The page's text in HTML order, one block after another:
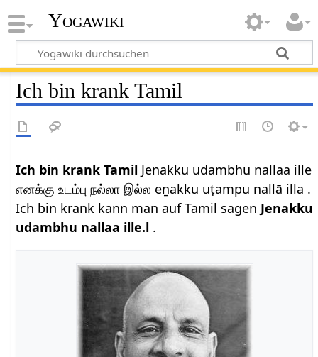
Yogawiki
Ich bin krank Tamil
Ich bin krank Tamil Jenakku udambhu nallaa ille
எனக்கு உடம்பு நல்லா இல்ல eṉakku uṭampu nallā illa .
Ich bin krank kann man auf Tamil sagen Jenakku
udambhu nallaa ille.l .